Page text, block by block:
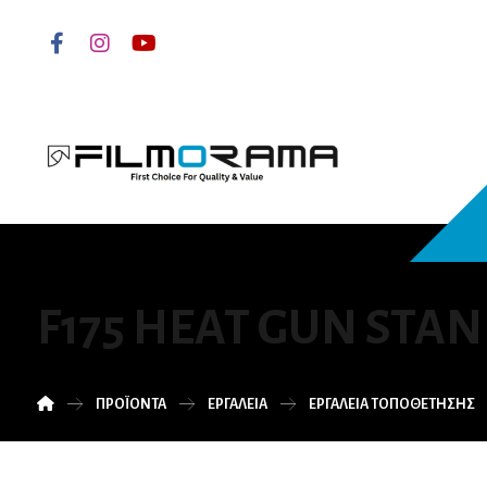
F175 HEAT GUN
ΠΡΟΪΌΝΤΑ ΕΡΓΑΛΕΙΑ ΕΡΓΑΛΕΙΑ ΤΟΠΟΘΕΤΗΣΗΣ